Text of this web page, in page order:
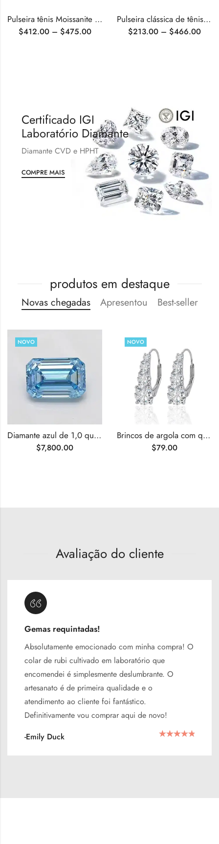
Pulseira tênis Moissanite corte princesa
$412.00 – $475.00
Pulseira clássica de tênis Moissanite em prata esterlina
$213.00 – $466.00
Certificado IGI
Laboratório Diamante
Diamante CVD e HPHT
COMPRE MAIS
produtos em destaque
Novas chegadas Apresentou Best-seller
NOVO
Diamante azul de 1,0 quilate com lapidação esmeralda, cultivado em laboratório e certificado pelo IGI.
$7,800.00
NOVO
Brincos de argola com quatro moissanitas de corte redondo
$79.00
Avaliação do cliente
Gemas requintadas!
Absolutamente emocionado com minha compra! O
colar de rubi cultivado em laboratório que
encomendei é simplesmente deslumbrante. O
artesanato é de primeira qualidade e o
atendimento ao cliente foi fantástico.
Definitivamente vou comprar aqui de novo!
-Emily Duck